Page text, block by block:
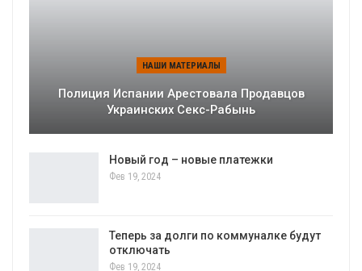
НАШИ МАТЕРИАЛЫ
Полиция Испании Арестовала Продавцов
Украинских Секс-Рабынь
Новый год – новые платежки
Фев 19, 2024
Теперь за долги по коммуналке будут
отключать
Фев 19, 2024